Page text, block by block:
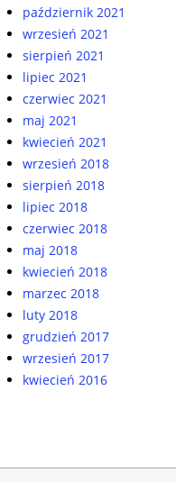
październik 2021
wrzesień 2021
sierpień 2021
lipiec 2021
czerwiec 2021
maj 2021
kwiecień 2021
wrzesień 2018
sierpień 2018
lipiec 2018
czerwiec 2018
maj 2018
kwiecień 2018
marzec 2018
luty 2018
grudzień 2017
wrzesień 2017
kwiecień 2016